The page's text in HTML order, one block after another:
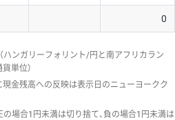
0
ハンガリーフォリント/円と南アフリカラン
単位）
金残高への反映は表示日のニューヨークク
場合1円未満は切り捨て、負の場合1円未満は